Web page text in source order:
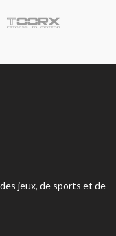
jeux, de sports et de